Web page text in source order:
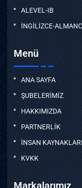
ALEVEL-IB
İNGİLİZCE-
Menü
ANA SAYFA
ŞUBELERİMİZ
HAKKIMIZDA
PARTNERLİK
İNSAN KAYNAKLARI
KVKK
Markalarımız